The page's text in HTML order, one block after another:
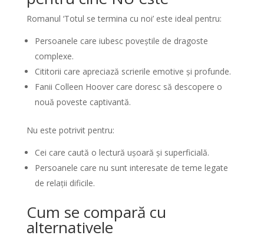
Romanul ‘Totul se termina cu noi’ este ideal pentru:
Persoanele care iubesc poveștile de dragoste
complexe.
Cititorii care apreciază scrierile emotive și profunde.
Fanii Colleen Hoover care doresc să descopere o
nouă poveste captivantă.
Nu este potrivit pentru:
Cei care caută o lectură ușoară și superficială.
Persoanele care nu sunt interesate de teme legate
de relații dificile.
Cum se compară cu
alternativele